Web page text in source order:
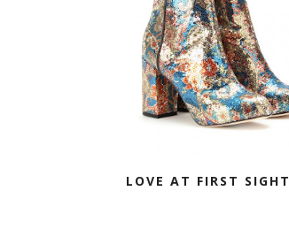
LOVE AT FIRST SIGHT